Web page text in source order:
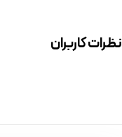
نظرات کاربران